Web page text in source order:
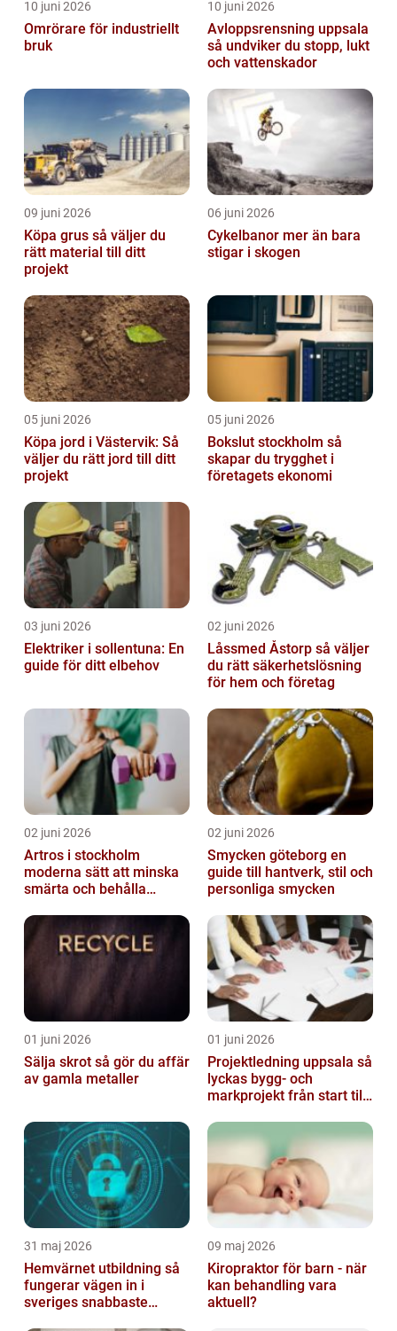
10 juni 2026
Omrörare för industriellt
bruk
10 juni 2026
Avloppsrensning uppsala
så undviker du stopp, lukt
och vattenskador
09 juni 2026
Köpa grus så väljer du
rätt material till ditt
projekt
06 juni 2026
Cykelbanor mer än bara
stigar i skogen
05 juni 2026
Köpa jord i Västervik: Så
väljer du rätt jord till ditt
projekt
05 juni 2026
Bokslut stockholm så
skapar du trygghet i
företagets ekonomi
03 juni 2026
Elektriker i sollentuna: En
guide för ditt elbehov
02 juni 2026
Låssmed Åstorp så väljer
du rätt säkerhetslösning
för hem och företag
02 juni 2026
Artros i stockholm
moderna sätt att minska
smärta och behålla
02 juni 2026
Smycken göteborg en
guide till hantverk, stil och
personliga smycken
01 juni 2026
Sälja skrot så gör du affär
av gamla metaller
01 juni 2026
Projektledning uppsala så
lyckas bygg- och
markprojekt från start till
31 maj 2026
Hemvärnet utbildning så
fungerar vägen in i
sveriges snabbaste
09 maj 2026
Kiropraktor för barn - när
kan behandling vara
aktuell?